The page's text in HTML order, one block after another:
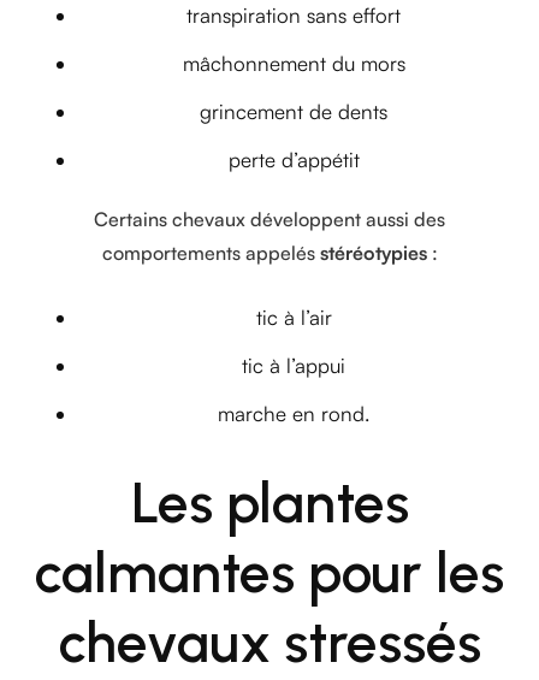
transpiration sans effort
mâchonnement du mors
grincement de dents
perte d’appétit
Certains chevaux développent aussi des
comportements appelés stéréotypies:
tic à l’air
tic à l’appui
marche en rond.
Les plantes
calmantes pour les
chevaux stressés